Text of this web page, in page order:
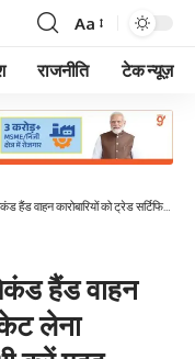
Font
Resizer
Aa
राजनीति टेक न्यूज़
को ट्रेड सर्टिफिकेट लेना अनिवार्य, HSRP लगवाने में भी करें मदद
हैंड वाहन
लेना